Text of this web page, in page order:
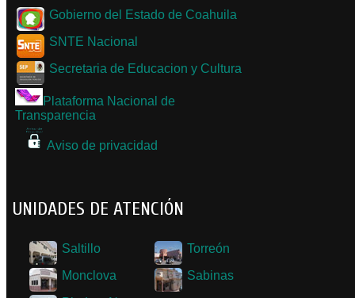
Gobierno del Estado de Coahuila
SNTE Nacional
Secretaria de Educacion y Cultura
Plataforma Nacional de
Transparencia
Aviso de privacidad
UNIDADES DE ATENCIÓN
Saltillo
Torreón
Monclova
Sabinas